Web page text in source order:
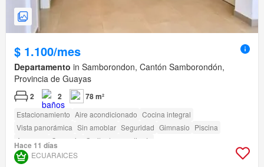
$ 1.100/mes
Departamento in Samborondon, Cantón Samborondón,
Provincia de Guayas
2 2 78 m²
Estacionamiento Aire acondicionado Cocina integral
Vista panorámica Sin amoblar Seguridad Gimnasio Piscina
Ascensor
Conserje Garita de guardianía
Hace 11 días
ECUARAICES